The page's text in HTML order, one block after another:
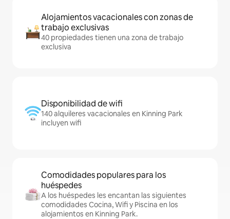
Alojamientos vacacionales con zonas de
trabajo exclusivas
40 propiedades tienen una zona de trabajo
exclusiva
Disponibilidad de wifi
140 alquileres vacacionales en Kinning Park
incluyen wifi
Comodidades populares para los
huéspedes
A los huéspedes les encantan las siguientes
comodidades Cocina, Wifi y Piscina en los
alojamientos en Kinning Park.